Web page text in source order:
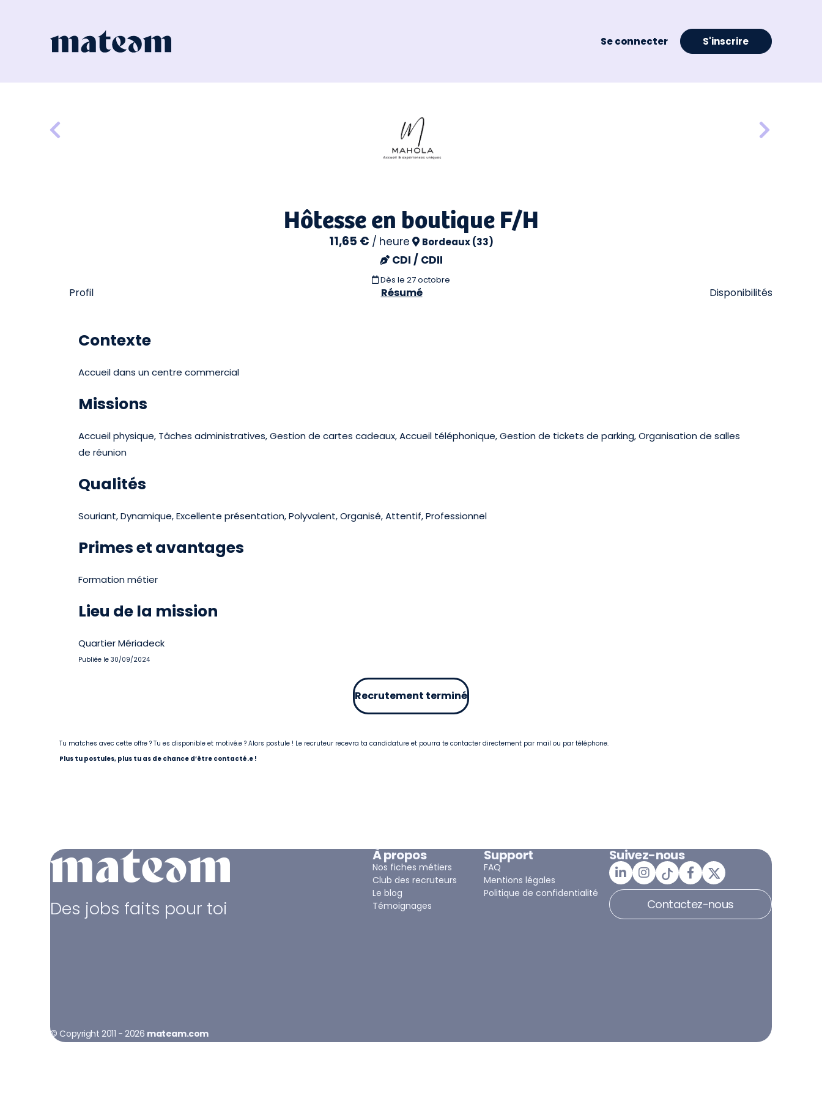
Se connecter S'inscrire
Hôtesse en boutique F/H
11,65 € / heure Bordeaux (33)
CDI / CDII
Dès le 27 octobre
Profil Résumé Disponibilités
Contexte
Accueil dans un centre commercial
Missions
Accueil physique, Tâches administratives, Gestion de cartes cadeaux, Accueil téléphonique, Gestion de tickets de parking, Organisation de salles
de réunion
Qualités
Souriant, Dynamique, Excellente présentation, Polyvalent, Organisé, Attentif, Professionnel
Primes et avantages
Formation métier
Lieu de la mission
Quartier Mériadeck
Publiée le 30/09/2024
Recrutement terminé
Tu matches avec cette offre ? Tu es disponible et motivé.e ? Alors postule ! Le recruteur recevra ta candidature et pourra te contacter directement par mail ou par téléphone.
Plus tu postules, plus tu as de chance d’être contacté.e !
Des jobs faits pour toi
© Copyright 2011 - 2026 mateam.com
À propos
Nos fiches métiers
Club des recruteurs
Le blog
Témoignages
Support
FAQ
Mentions légales
Politique de confidentialité
Suivez-nous
Contactez-nous